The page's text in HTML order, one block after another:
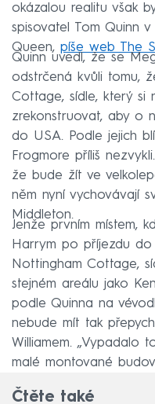
okázalou realitu však
spisovatel Tom Quinn
Queen, píše web The
Quinn uvedl, že se
odstrčená kvůli tomu,
Cottage, sídle, který si
zrekonstruovat, aby o
do USA. Podle jejich
Frogmore příliš
že bude žít ve
něm nyní vychovávají
Middleton.
Jenže prvním místem,
Harrym po příjezdu do
Nottingham Cottage,
stejném areálu jako
podle Quinna na
nebude mít tak
Williamem. „Vypadalo
malé montované
Čtěte také